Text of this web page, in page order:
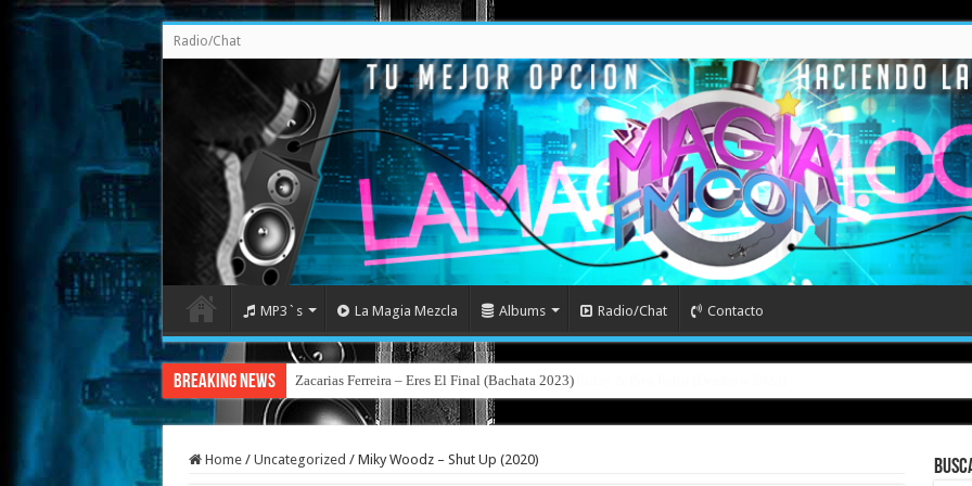
Radio/Chat
MP3`s La Magia Mezcla Albums Radio/Chat Contacto
Breaking News Zacarias Ferreira – Eres El Final (Bachata 2023)
Home / Uncategorized / Miky Woodz – Shut Up (2020)